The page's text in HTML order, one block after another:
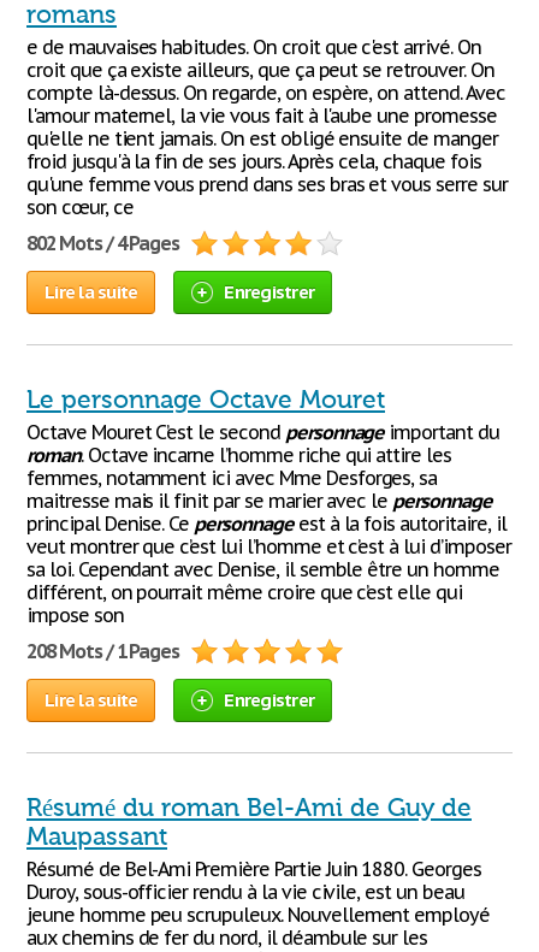
romans
e de mauvaises habitudes. On croit que c'est arrivé. On
croit que ça existe ailleurs, que ça peut se retrouver. On
compte là-dessus. On regarde, on espère, on attend. Avec
l'amour maternel, la vie vous fait à l'aube une promesse
qu'elle ne tient jamais. On est obligé ensuite de manger
froid jusqu'à la fin de ses jours. Après cela, chaque fois
qu'une femme vous prend dans ses bras et vous serre sur
son cœur, ce
802 Mots / 4 Pages
Lire la suite Enregistrer
Le personnage Octave Mouret
Octave Mouret C’est le second personnageimportant du
roman. Octave incarne l’homme riche qui attire les
femmes, notamment ici avec Mme Desforges, sa
maitresse mais il finit par se marier avec le personnage
principal Denise. Ce personnageest à la fois autoritaire, il
veut montrer que c’est lui l’homme et c’est à lui d’imposer
sa loi. Cependant avec Denise, il semble être un homme
différent, on pourrait même croire que c’est elle qui
impose son
208 Mots / 1 Pages
Lire la suite Enregistrer
Résumé du roman Bel-Ami de Guy de
Maupassant
Résumé de Bel-Ami Première Partie Juin 1880. Georges
Duroy, sous-officier rendu à la vie civile, est un beau
jeune homme peu scrupuleux. Nouvellement employé
aux chemins de fer du nord, il déambule sur les